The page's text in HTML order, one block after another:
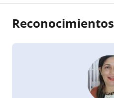
Reconocimientos